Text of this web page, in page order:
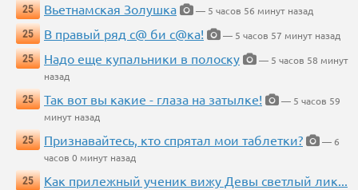
25
Вьетнамская Золушка
— 5 часов 56 минут назад
25
В правый ряд с@ би с@ка!
— 5 часов 57 минут назад
25
Надо еще купальники в полоску
— 5 часов 58 минут
назад
25
Так вот вы какие - глаза на затылке!
— 5 часов 59
минут назад
25
Признавайтесь, кто спрятал мои таблетки?
— 6
часов 0 минут назад
25
Как прилежный ученик вижу Девы светлый лик...